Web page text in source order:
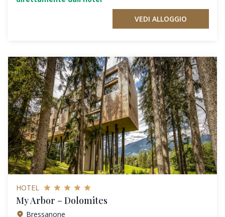
VEDI ALLOGGIO
HOTEL
My Arbor – Dolomites
Bressanone